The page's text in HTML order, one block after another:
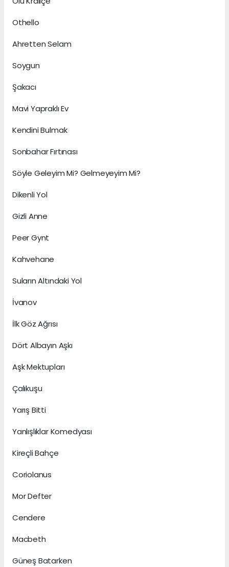
Othello
Ahretten Selam
Soygun
Şakacı
Mavi Yapraklı Ev
Kendini Bulmak
Sonbahar Fırtınası
Söyle Geleyim Mi? Gelmeyeyim Mi?
Dikenli Yol
Gizli Anne
Peer Gynt
Kahvehane
Suların Altındaki Yol
İvanov
İlk Göz Ağrısı
Dört Albayın Aşkı
Aşk Mektupları
Çalıkuşu
Yarış Bitti
Yanlışlıklar Komedyası
Kireçli Bahçe
Coriolanus
Mor Defter
Cendere
Macbeth
Güneş Batarken